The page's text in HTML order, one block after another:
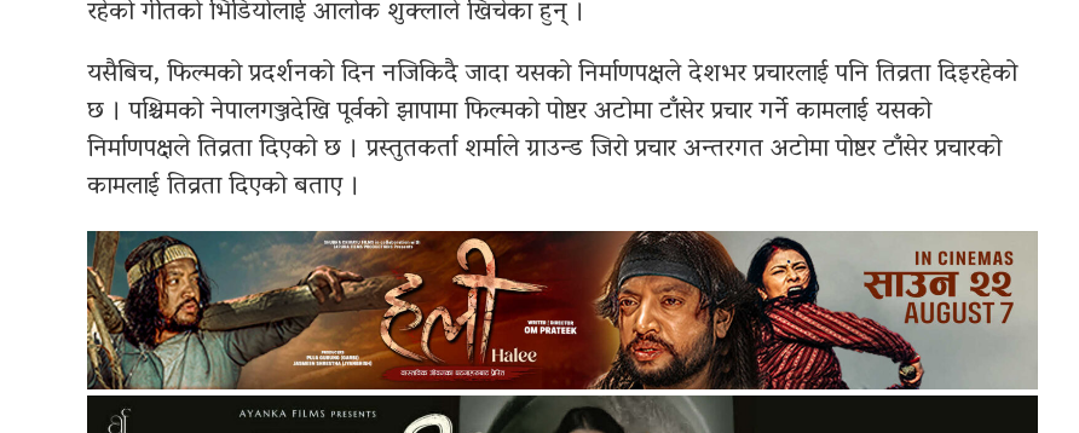
रहेको गीतको भिडियोलाई आलोक शुक्लाले खिचेका हुन् ।
यसैबिच, फिल्मको प्रदर्शनको दिन नजिकिदै जादा यसको निर्माणपक्षले देशभर प्रचारलाई पनि तिव्रता दिइरहेको
छ । पश्चिमको नेपालगञ्जदेखि पूर्वको झापामा फिल्मको पोष्टर अटोमा टाँसेर प्रचार गर्ने कामलाई यसको
निर्माणपक्षले तिव्रता दिएको छ । प्रस्तुतकर्ता शर्माले ग्राउन्ड जिरो प्रचार अन्तरगत अटोमा पोष्टर टाँसेर प्रचारको
कामलाई तिव्रता दिएको बताए ।